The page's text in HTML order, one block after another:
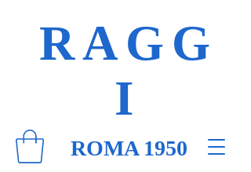
RAGG
I
ROMA 1950